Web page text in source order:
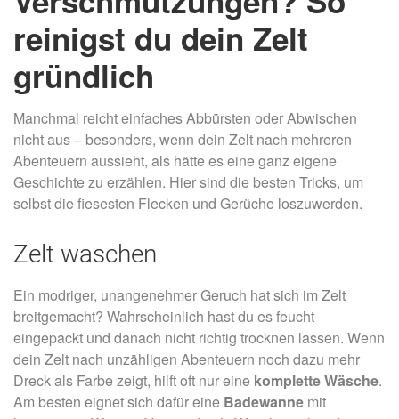
reinigst du dein Zelt
gründlich
Manchmal reicht einfaches Abbürsten oder Abwischen
nicht aus – besonders, wenn dein Zelt nach mehreren
Abenteuern aussieht, als hätte es eine ganz eigene
Geschichte zu erzählen. Hier sind die besten Tricks, um
selbst die fiesesten Flecken und Gerüche loszuwerden.
Zelt waschen
Ein modriger, unangenehmer Geruch hat sich im Zelt
breitgemacht? Wahrscheinlich hast du es feucht
eingepackt und danach nicht richtig trocknen lassen. Wenn
dein Zelt nach unzähligen Abenteuern noch dazu mehr
Dreck als Farbe zeigt, hilft oft nur eine komplette Wäsche.
Am besten eignet sich dafür eine Badewanne mit